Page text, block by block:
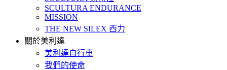
SCULTURA ENDURANCE
MISSION
THE NEW SILEX 西力
關於美利達
美利達自行車
我們的使命